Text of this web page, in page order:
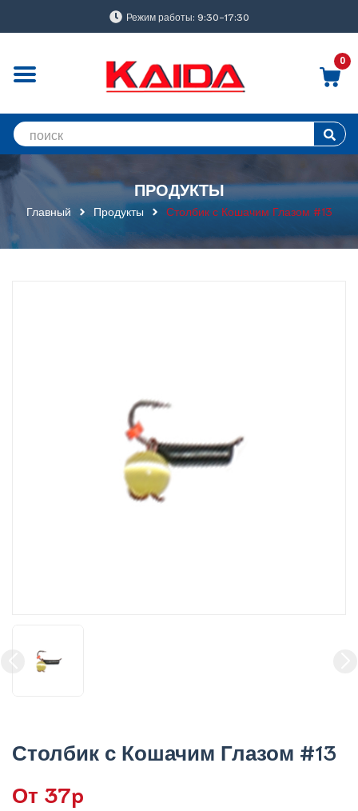
Режим работы: 9:30-17:30
0
ПРОДУКТЫ
Главный Продукты Столбик с Кошачим Глазом #13
Столбик с Кошачим Глазом #13
От 37p